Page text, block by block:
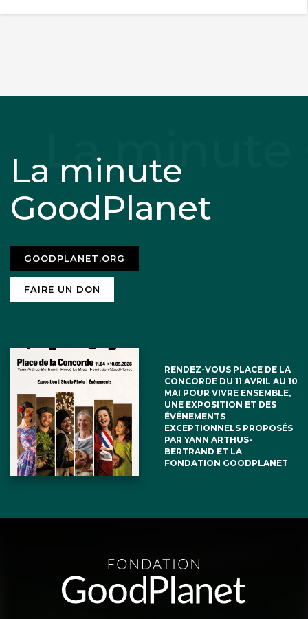
La minute
GoodPlanet
GOODPLANET.ORG
FAIRE UN DON
RENDEZ-VOUS PLACE DE LA
CONCORDE DU 11 AVRIL AU 10
MAI POUR VIVRE ENSEMBLE,
UNE EXPOSITION ET DES
ÉVÉNEMENTS
EXCEPTIONNELS PROPOSÉS
PAR YANN ARTHUS-
BERTRAND ET LA
FONDATION GOODPLANET